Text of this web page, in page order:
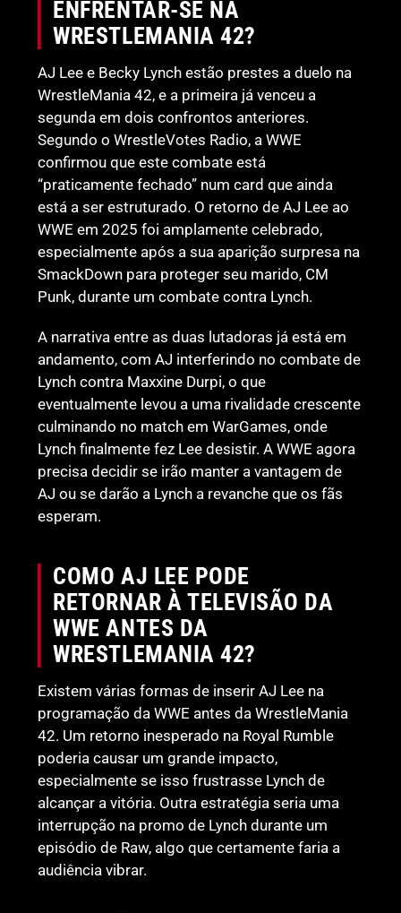
ENFRENTAR-SE NA
WRESTLEMANIA 42?
AJ Lee e Becky Lynch estão prestes a duelo na
WrestleMania 42, e a primeira já venceu a
segunda em dois confrontos anteriores.
Segundo o WrestleVotes Radio, a WWE
confirmou que este combate está
“praticamente fechado” num card que ainda
está a ser estruturado. O retorno de AJ Lee ao
WWE em 2025 foi amplamente celebrado,
especialmente após a sua aparição surpresa na
SmackDown para proteger seu marido, CM
Punk, durante um combate contra Lynch.
A narrativa entre as duas lutadoras já está em
andamento, com AJ interferindo no combate de
Lynch contra Maxxine Durpi, o que
eventualmente levou a uma rivalidade crescente
culminando no match em WarGames, onde
Lynch finalmente fez Lee desistir. A WWE agora
precisa decidir se irão manter a vantagem de
AJ ou se darão a Lynch a revanche que os fãs
esperam.
COMO AJ LEE PODE
RETORNAR À TELEVISÃO DA
WWE ANTES DA
WRESTLEMANIA 42?
Existem várias formas de inserir AJ Lee na
programação da WWE antes da WrestleMania
42. Um retorno inesperado na Royal Rumble
poderia causar um grande impacto,
especialmente se isso frustrasse Lynch de
alcançar a vitória. Outra estratégia seria uma
interrupção na promo de Lynch durante um
episódio de Raw, algo que certamente faria a
audiência vibrar.